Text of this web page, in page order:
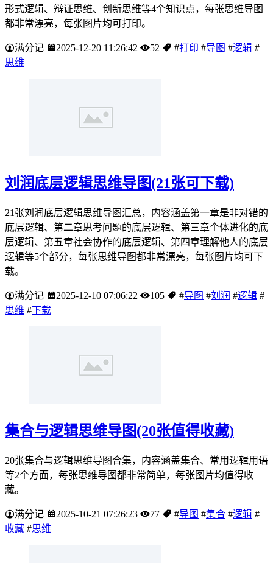
形式逻辑、辩证思维、创新思维等4个知识点，每张思维导图
都非常漂亮，每张图片均可打印。
满分记 2025-12-20 11:26:42 52 #打印 #导图 #逻辑 #
思维
刘润底层逻辑思维导图(21张可下载)
21张刘润底层逻辑思维导图汇总，内容涵盖第一章是非对错的
底层逻辑、第二章思考问题的底层逻辑、第三章个体进化的底
层逻辑、第五章社会协作的底层逻辑、第四章理解他人的底层
逻辑等5个部分，每张思维导图都非常漂亮，每张图片均可下
载。
满分记 2025-12-10 07:06:22 105 #导图 #刘润 #逻辑 #
思维 #下载
集合与逻辑思维导图(20张值得收藏)
20张集合与逻辑思维导图合集，内容涵盖集合、常用逻辑用语
等2个方面，每张思维导图都非常简单，每张图片均值得收
藏。
满分记 2025-10-21 07:26:23 77 #导图 #集合 #逻辑 #
收藏 #思维